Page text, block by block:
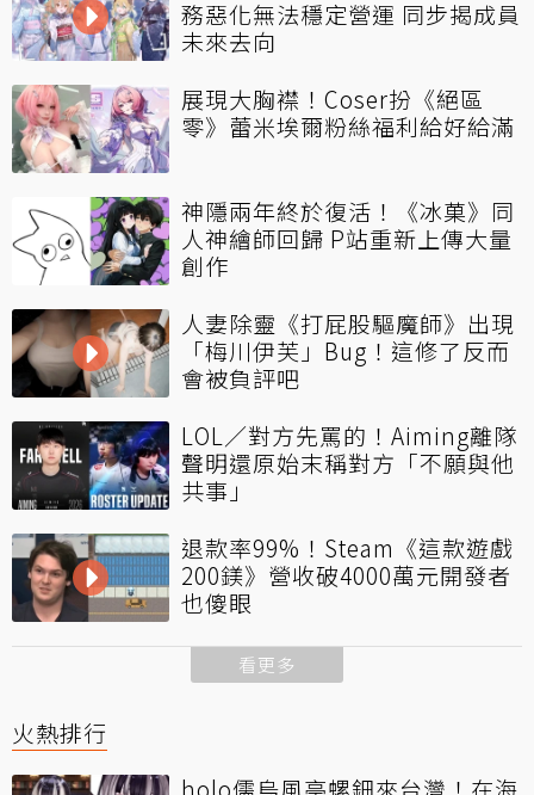
務惡化無法穩定營運 同步揭成員
未來去向
展現大胸襟！Coser扮《絕區
零》蕾米埃爾粉絲福利給好給滿
神隱兩年終於復活！《冰菓》同
人神繪師回歸 P站重新上傳大量
創作
人妻除靈《打屁股驅魔師》出現
「梅川伊芙」Bug！這修了反而
會被負評吧
LOL／對方先罵的！Aiming離隊
聲明還原始末稱對方「不願與他
共事」
退款率99%！Steam《這款遊戲
200鎂》營收破4000萬元開發者
也傻眼
看更多
火熱排行
holo儒烏風亭螺鈿來台灣！在海